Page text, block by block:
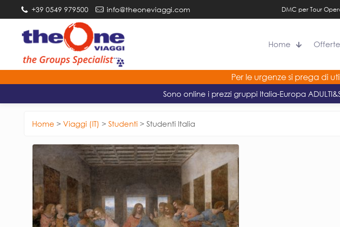
+39 0549 979500 info@theoneviaggi.com DMC per Tour
Home Offerte
Per le urgenze si prega di
Sono online i prezzi gruppi Italia-Europa
Home > Viaggi (IT) > Studenti > Studenti Italia